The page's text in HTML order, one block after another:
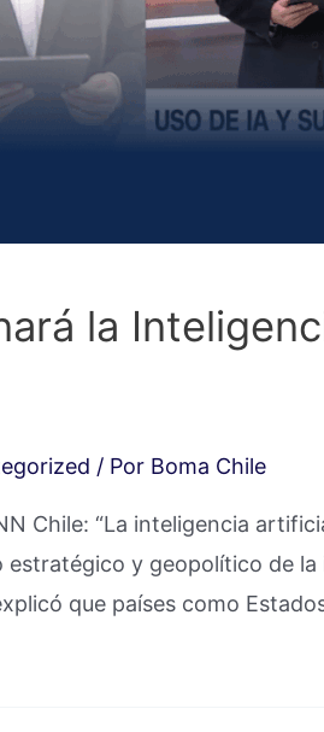
la
/ Por Boma Chile
Chile: “La inteligencia
estratégico y geopolítico de
que países como